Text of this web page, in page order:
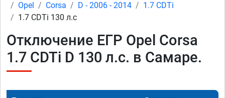
Opel
Corsa D - 2006 - 2014
1.7 CDTi
1.7 CDTi 130 л.с
Отключение ЕГР Opel Corsa
1.7 CDTi D 130 л.с. в Самаре.